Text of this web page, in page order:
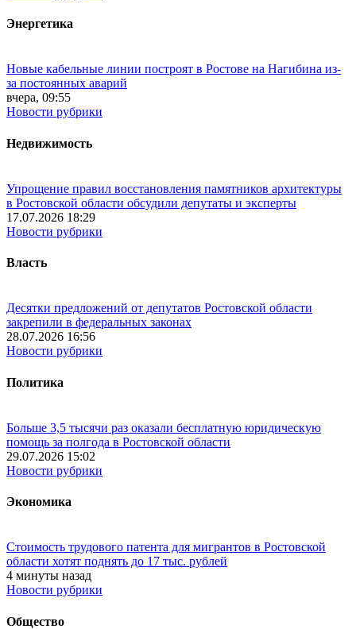
Энергетика
Новые кабельные линии построят в Ростове на Нагибина из-
за постоянных аварий
вчера, 09:55
Новости рубрики
Недвижимость
Упрощение правил восстановления памятников архитектуры
в Ростовской области обсудили депутаты и эксперты
17.07.2026 18:29
Новости рубрики
Власть
Десятки предложений от депутатов Ростовской области
закрепили в федеральных законах
28.07.2026 16:56
Новости рубрики
Политика
Больше 3,5 тысячи раз оказали бесплатную юридическую
помощь за полгода в Ростовской области
29.07.2026 15:02
Новости рубрики
Экономика
Стоимость трудового патента для мигрантов в Ростовской
области хотят поднять до 17 тыс. рублей
4 минуты назад
Новости рубрики
Общество